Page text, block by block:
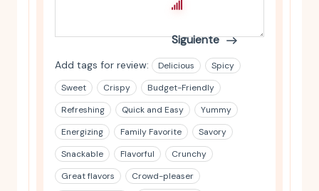
Siguiente
Add tags for review: Delicious
Spicy
Sweet
Crispy
Budget-Friendly
Refreshing
Quick and Easy
Yummy
Energizing
Family Favorite
Savory
Snackable
Flavorful
Crunchy
Great flavors
Crowd-pleaser